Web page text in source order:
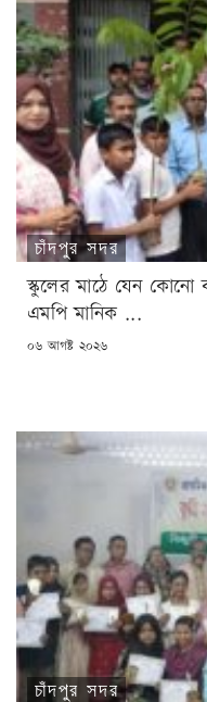
চাঁদপুর সদর
স্কুলের মাঠে যেন কোনো
এমপি মানিক ...
POSTED
০৬ আগষ্ট ২০২৬
চাঁদপুর সদর